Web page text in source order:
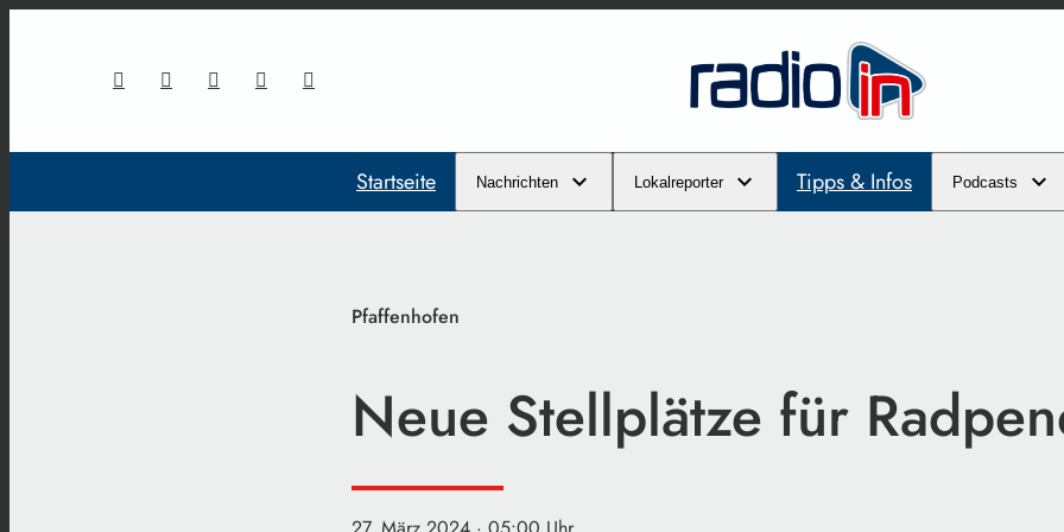
Startseite Nachrichten Lokalreporter Tipps & Infos Podcasts
Pfaffenhofen
Neue Stellplätze für